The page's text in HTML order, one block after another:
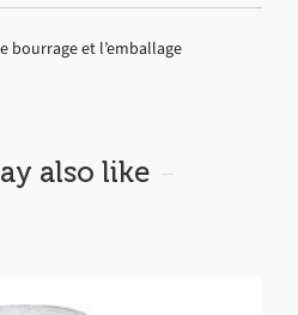
bourrage et l’emballage
also like